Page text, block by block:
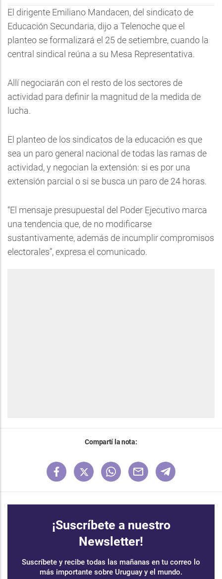
El dirigente Emiliano Mandacen, del sindicato de
Educación Secundaria, dijo a Telenoche que el
planteo se formalizará el 25 de setiembre, cuando la
central sindical reúna a su Mesa Representativa.
Allí negociarán con el resto de los sectores de
actividad para definir la magnitud de la medida de
lucha.
El planteo de los sindicatos de la educación es que
sea un paro general nacional de todas las ramas de
actividad, y negocian la extensión: si es por una
extensión parcial o si se busca un paro de 24 horas.
“El mensaje presupuestal del Poder Ejecutivo marca
una tendencia que, de no modificarse
sustantivamente, además de incumplir compromisos
electorales”, expresa el comunicado.
Compartí la nota:
¡Suscríbete a nuestro
Newsletter!
Suscríbete y recibe todas las mañanas en tu correo lo
más importante sobre Uruguay y el mundo.